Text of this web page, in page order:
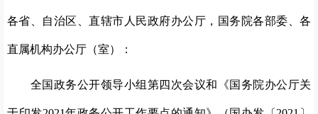
各省、自治区、直辖市人民政府办公厅，国务院各部委、各
直属机构办公厅（室）：
全国政务公开领导小组第四次会议和《国务院办公厅关